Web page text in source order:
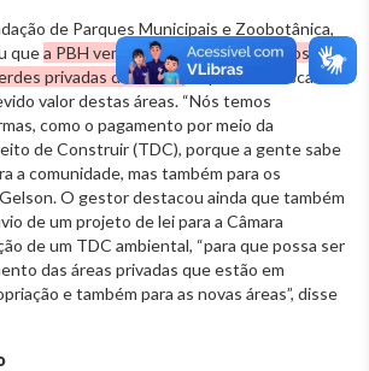
de Parques Municipais e Zoobotânica,
quea PBH vem desenvolvendo estudos a
privadas da cidade, e que tem buscado
valor destas áreas. “Nós temos
como o pagamento por meio da
de Construir (TDC), porque a gente sabe
a comunidade, mas também para os
O gestor destacou ainda que também
de um projeto de lei para a Câmara
de um TDC ambiental, “para que possa ser
das áreas privadas que estão em
e também para as novas áreas”, disse